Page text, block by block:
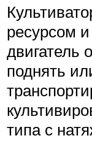
ресурсом
двигатель
поднять
типа с